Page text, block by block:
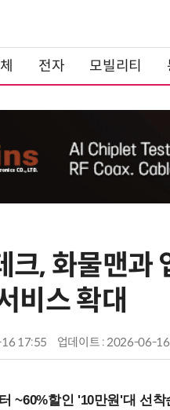
전자 모빌리티
크, 화물맨과
비스 확대
17:55 업데이트 : 2026-06-
~60%할인 '10만원'대 선착